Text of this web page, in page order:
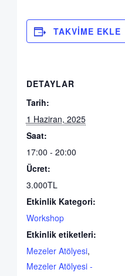
TAKVIME EKLE
DETAYLAR
Tarih:
1 Haziran, 2025
Saat:
17:00 - 20:00
Ücret:
3.000TL
Etkinlik Kategori:
Workshop
Etkinlik etiketleri:
Mezeler Atölyesi,
Mezeler Atölyesi -